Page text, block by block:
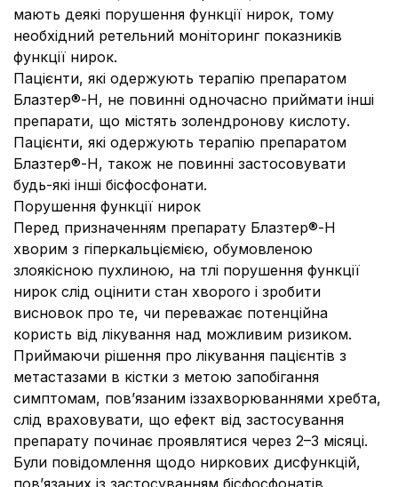
мають деякі порушення функції нирок, тому
необхідний ретельний моніторинг показників
функції нирок.
Пацієнти, які одержують терапію препаратом
Блазтер®-Н, не повинні одночасно приймати інші
препарати, що містять золендронову кислоту.
Пацієнти, які одержують терапію препаратом
Блазтер®-Н, також не повинні застосовувати
будь-які інші бісфосфонати.
Порушення функції нирок
Перед призначенням препарату Блазтер®-Н
хворим з гіперкальціємією, обумовленою
злоякісною пухлиною, на тлі порушення функції
нирок слід оцінити стан хворого і зробити
висновок про те, чи переважає потенційна
користь від лікування над можливим ризиком.
Приймаючи рішення про лікування пацієнтів з
метастазами в кістки з метою запобігання
симптомам, пов’язаним іззахворюваннями хребта,
слід враховувати, що ефект від застосування
препарату починає проявлятися через 2–3 місяці.
Були повідомлення щодо ниркових дисфункцій,
пов’язаних із застосуванням бісфосфонатів.